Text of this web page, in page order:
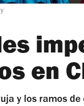
en
y los ramos